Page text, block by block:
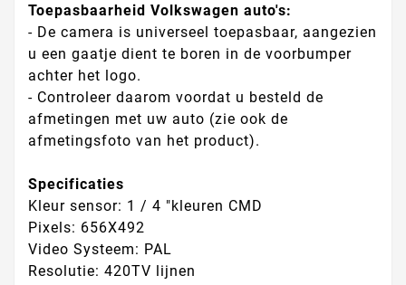
Toepasbaarheid Volkswagen auto's:
- De camera is universeel toepasbaar, aangezien
u een gaatje dient te boren in de voorbumper
achter het logo.
- Controleer daarom voordat u besteld de
afmetingen met uw auto (zie ook de
afmetingsfoto van het product).
Specificaties
Kleur sensor: 1 / 4 "kleuren CMD
Pixels: 656X492
Video Systeem: PAL
Resolutie: 420TV lijnen